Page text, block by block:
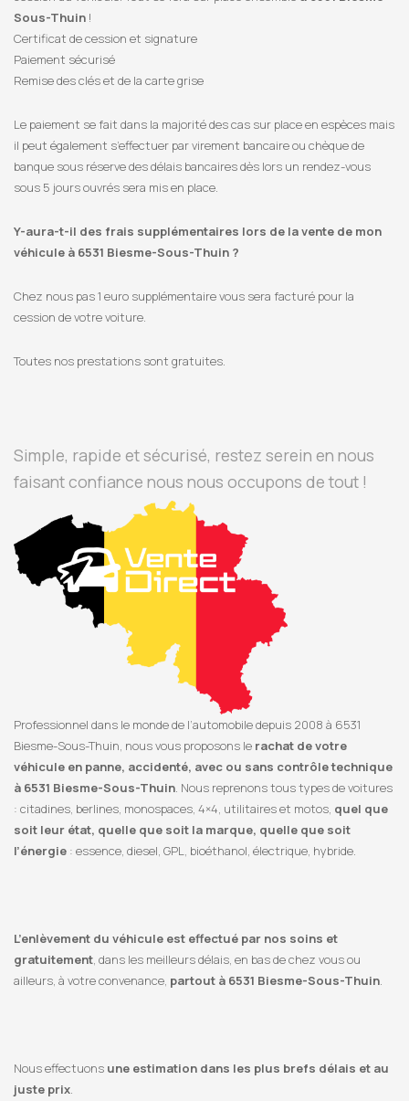
Sous-Thuin !
Certificat de cession et signature
Paiement sécurisé
Remise des clés et de la carte grise
Le paiement se fait dans la majorité des cas sur place en espèces mais
il peut également s’effectuer par virement bancaire ou chèque de
banque sous réserve des délais bancaires dès lors un rendez-vous
sous 5 jours ouvrés sera mis en place.
Y-aura-t-il des frais supplémentaires lors de la vente de mon
véhicule à 6531 Biesme-Sous-Thuin ?
Chez nous pas 1 euro supplémentaire vous sera facturé pour la
cession de votre voiture.
Toutes nos prestations sont gratuites.
Simple, rapide et sécurisé, restez serein en nous
faisant confiance nous nous occupons de tout !
Professionnel dans le monde de l’automobile depuis 2008 à 6531
Biesme-Sous-Thuin, nous vous proposons le rachat de votre
véhicule en panne, accidenté, avec ou sans contrôle technique
à 6531 Biesme-Sous-Thuin. Nous reprenons tous types de voitures
: citadines, berlines, monospaces, 4×4, utilitaires et motos, quel que
soit leur état, quelle que soit la marque, quelle que soit
l’énergie : essence, diesel, GPL, bioéthanol, électrique, hybride.
L’enlèvement du véhicule est effectué par nos soins et
gratuitement, dans les meilleurs délais, en bas de chez vous ou
ailleurs, à votre convenance, partout à 6531 Biesme-Sous-Thuin.
Nous effectuons une estimation dans les plus brefs délais et au
juste prix.